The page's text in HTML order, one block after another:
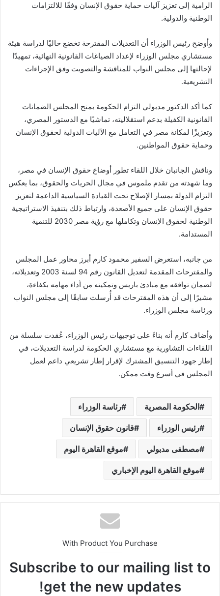
الرامية إلى تعزيز آليات حماية حقوق الإنسان وفقًا للالتزامات
الوطنية والدولية.
وأوضح رئيس الوزراء أن التعديلات المقترحة تخضع حاليًا لدراسة هيئة
مستشاري مجلس الوزراء لإعداد الصياغات القانونية النهائية، تمهيدًا
لإحالتها إلى مجلس النواب للمناقشة والتصويت وفق الإجراءات
التشريعية.
كما أكد الدكتور مدبولي التزام الحكومة بمنح المجلس الضمانات
القانونية الكفيلة بدعم استقلاليته، تماشيًا مع الدستور المصري،
وتعزيزًا لمكانة مصر في التعامل مع الآليات الدولية لحقوق الإنسان
وحماية حقوق المواطنين.
وناقش الجانبان خلال اللقاء تطور أوضاع حقوق الإنسان في مصر،
وما شهدته من تقدم ملموس في مجال الحريات والحقوق، بما يعكس
التزام الدولة بمسار الإصلاح تحت القيادة السياسية الداعمة لتعزيز
حقوق الإنسان على جميع الأصعدة، وارتباط ذلك بتنفيذ الاستراتيجية
الوطنية لحقوق الإنسان وتكاملها مع رؤية مصر 2030 للتنمية
المستدامة.
من جانبه، استعرض السفير محمود كارم أبرز محاور عمل المجلس
والمقترحات المقدمة لتعديل القانون رقم 94 لسنة 2003 وتعديلاته،
لضمان توافقه مع مبادئ باريس وتمكينه من أداء مهامه بكفاءة،
مشيرًا إلى أن هذه المقترحات قد أُرسلت سابقًا إلى مجلس النواب
ورئاسة مجلس الوزراء.
وأضاف كارم أنه بناءً على توجيهات رئيس الوزراء، عُقدت سلسلة من
اللقاءات التشاورية مع مستشاري الحكومة لدراسة التعديلات، في
إطار جهود التنسيق المشترك لإقرار إطار تشريعي داعم لعمل
المجلس في أسرع وقت ممكن.
الحكومة المصرية رئاسة الوزراء
رئيس الوزراء قانون حقوق الإنسان
مصطفى مدبولي موقع القاهرة اليوم
موقع القاهرة اليوم الإخباري
With Product You Purchase
Subscribe to our mailing list to
get the new updates!